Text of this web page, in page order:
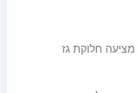
חלוקת גז